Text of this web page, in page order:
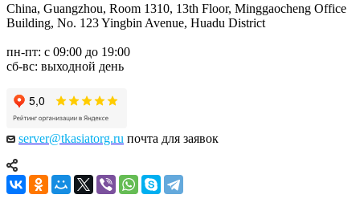
China, Guangzhou, Room 1310, 13th Floor, Minggaocheng Office
Building, No. 123 Yingbin Avenue, Huadu District
пн-пт: с 09:00 до 19:00
сб-вс: выходной день
server@tkasiatorg.ru почта для заявок